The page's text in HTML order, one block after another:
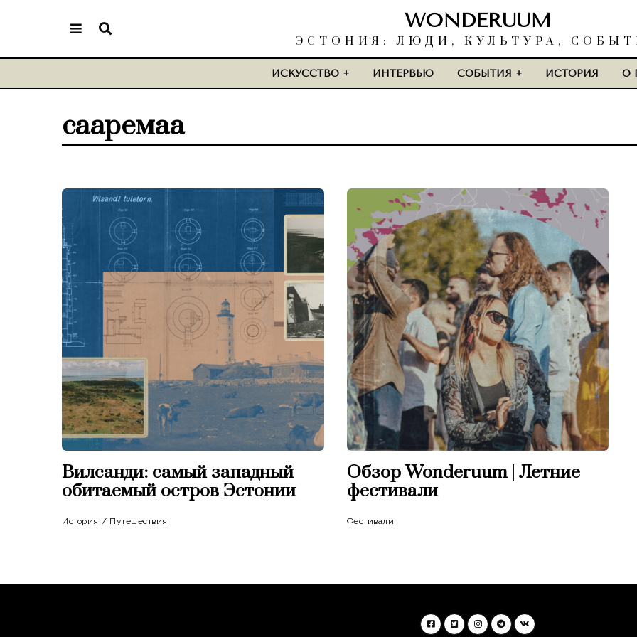
WONDERUUM
ЭСТОНИЯ: ЛЮДИ, КУЛЬТУРА,
ИСКУССТВО ИНТЕРВЬЮ СОБЫТИЯ ИСТОРИЯ О
сааремаа
Вилсанди: самый западный
обитаемый остров Эстонии
История / Путешествия
Обзор Wonderuum | Летние
фестивали
Фестивали